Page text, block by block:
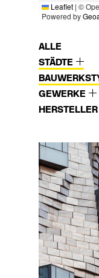
Leaflet | ©
Powered by
ALLE
STÄDTE
GEWERKE
HERSTELLER